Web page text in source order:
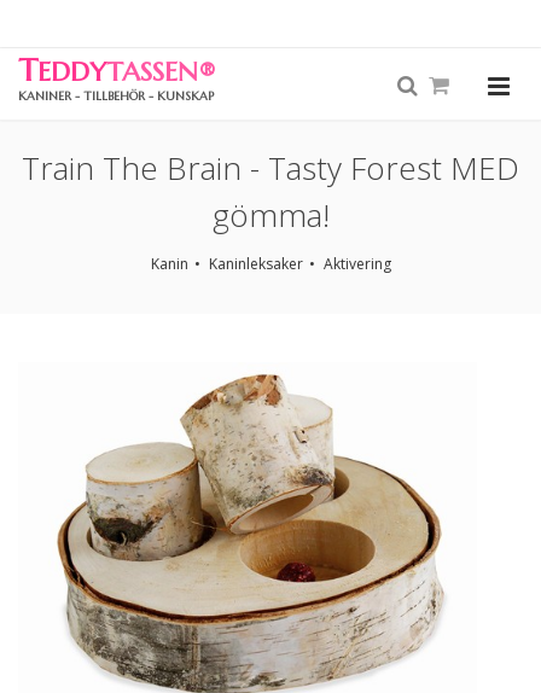
TEDDYTASSEN®
KANINER - TILLBEHÖR - KUNSKAP
Train The Brain - Tasty Forest MED
gömma!
Kanin Kaninleksaker Aktivering